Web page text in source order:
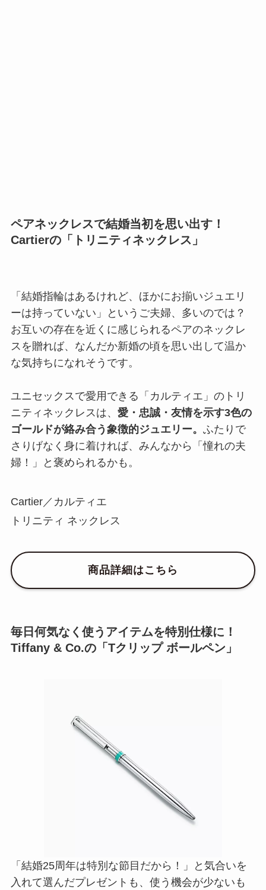
ペアネックレスで結婚当初を思い出す！
Cartierの「トリニティネックレス」
「結婚指輪はあるけれど、ほかにお揃いジュエリ
ーは持っていない」というご夫婦、多いのでは？
お互いの存在を近くに感じられるペアのネックレ
スを贈れば、なんだか新婚の頃を思い出して温か
な気持ちになれそうです。
ユニセックスで愛用できる「カルティエ」のトリ
ニティネックレスは、 愛・忠誠・友情を示す3色の
ゴールドが絡み合う象徴的ジュエリー。 ふたりで
さりげなく身に着ければ、みんなから「憧れの夫
婦！」と褒められるかも。
Cartier／カルティエ
トリニティ ネックレス
商品詳細はこちら
毎日何気なく使うアイテムを特別仕様に！
Tiffany & Co.の「Tクリップ ボールペン」
「結婚25周年は特別な節目だから！」と気合いを
入れて選んだプレゼントも、使う機会が少ないも